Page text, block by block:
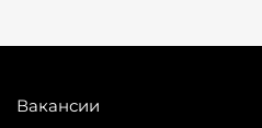
Вакансии